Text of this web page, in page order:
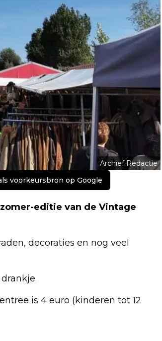
Archief Redactie
voorkeursbron op Google
editie van de Vintage
decoraties en nog veel
is 4 euro (kinderen tot 12